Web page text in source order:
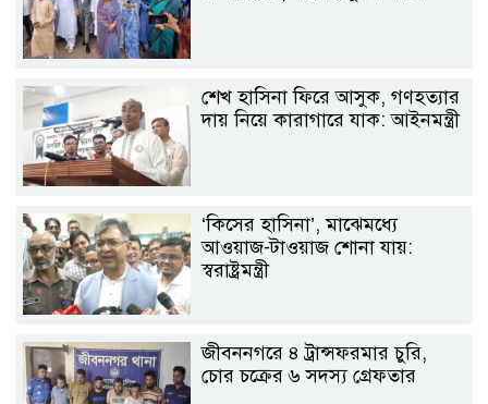
শেখ হাসিনা ফিরে আসুক, গণহত্যার
দায় নিয়ে কারাগারে যাক: আইনমন্ত্রী
‘কিসের হাসিনা’, মাঝেমধ্যে
আওয়াজ-টাওয়াজ শোনা যায়:
স্বরাষ্ট্রমন্ত্রী
জীবননগরে ৪ ট্রান্সফরমার চুরি,
চোর চক্রের ৬ সদস্য গ্রেফতার